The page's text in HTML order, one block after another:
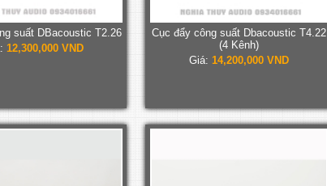
suất DBacoustic T2.26
12,300,000 VND
Cục đẩy công suất Dbacoustic T4.22
(4 Kênh)
Giá: 14,200,000 VND